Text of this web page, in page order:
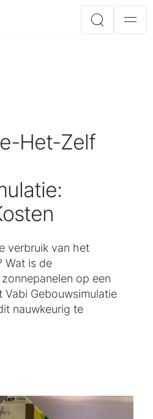
Het-Zelf
verbruik van het
Wat is de
op een
Vabi Gebouwsimulatie
nauwkeurig te